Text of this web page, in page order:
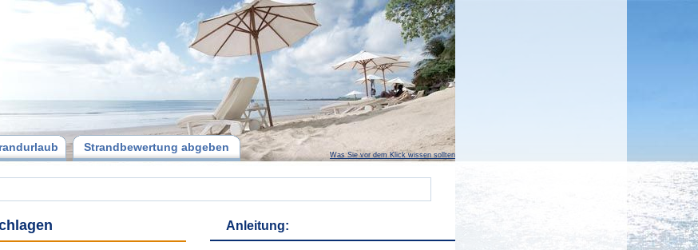
Strandbewertung abgeben
Was Sie vor dem Klick wissen sollten
Anleitung: